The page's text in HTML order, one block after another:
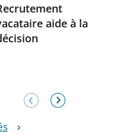
aide à la
Élément
précédent
Élément
suivant